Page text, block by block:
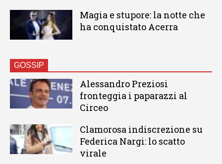
Magia e stupore: la notte che
ha conquistato Acerra
GOSSIP
Alessandro Preziosi
fronteggia i paparazzi al
Circeo
Clamorosa indiscrezione su
Federica Nargi: lo scatto
virale